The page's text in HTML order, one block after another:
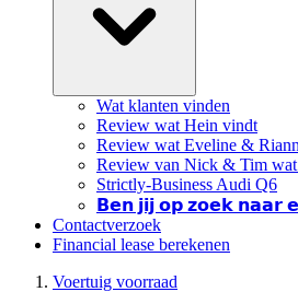
Wat klanten vinden
Review wat Hein vindt
Review wat Eveline &
Review van Nick & Tim
Strictly-Business Audi Q6
𝗕𝗲𝗻 𝗷𝗶𝗷 𝗼𝗽 𝘇𝗼𝗲𝗸 𝗻𝗮𝗮𝗿
Contactverzoek
Financial lease berekenen
Voertuig voorraad